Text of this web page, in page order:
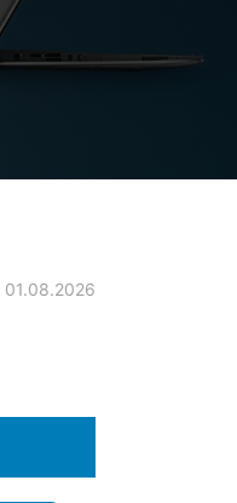
01.08.2026